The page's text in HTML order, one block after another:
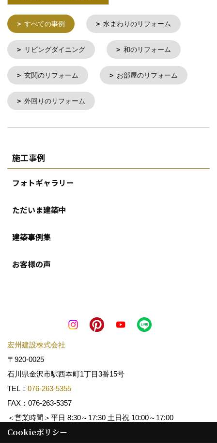
すべての事例 水まわりのリフォーム
リビングダイニング 和のリフォーム
玄関のリフォーム お部屋のリフォーム
外回りのリフォーム
施工事例
フォトギャラリー
ただいま建築中
建築事例集
お客様の声
宏州建設株式会社
〒920-0025
石川県金沢市駅西本町1丁目3番15号
TEL： 076-263-5355
FAX：076-263-5357
＜営業時間＞平日 8:30～17:30 土日祝 10:00～17:00
Cookieポリシー